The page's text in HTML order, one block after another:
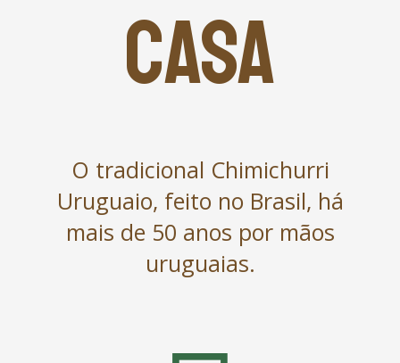
CASA
O tradicional Chimichurri
Uruguaio, feito no Brasil, há
mais de 50 anos por mãos
uruguaias.